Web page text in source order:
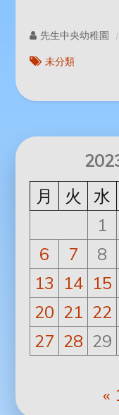
先生中央幼稚園
未分類
月
火 水
1
6
7 8
13 14 15
20 21 22
27 28 29
«